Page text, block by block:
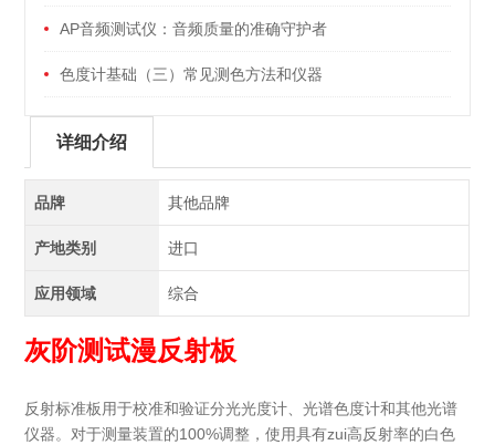
AP音频测试仪：音频质量的准确守护者
色度计基础（三）常见测色方法和仪器
详细介绍
品牌 其他品牌
产地类别 进口
应用领域 综合
灰阶测试漫反射板
反射标准板用于校准和验证分光光度计、光谱色度计和其他光谱
仪器。对于测量装置的100%调整，使用具有zui高反射率的白色